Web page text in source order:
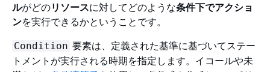
ルがどのリソースに対してどのような条件下でアクショ
ンを実行できるかということです。
Condition 要素は、定義された基準に基づいてステー
トメントが実行される時期を指定します。イコールや未